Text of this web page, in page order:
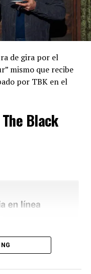
de gira por el
mismo que recibe
por TBK en el
Black